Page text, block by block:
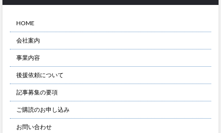
HOME
会社案内
事業内容
後援依頼について
記事募集の要項
ご購読のお申し込み
お問い合わせ